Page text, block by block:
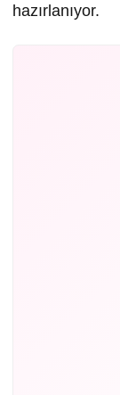
hazırlanıyor.